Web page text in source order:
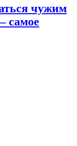
чужим
самое